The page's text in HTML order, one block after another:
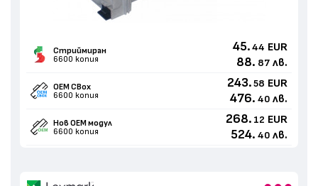
Стриймиран
6600 копия
45. 44 EUR
88. 87 лв.
OEM CBox
6600 копия
243. 58 EUR
476. 40 лв.
Нов ОЕМ модул
6600 копия
268. 12 EUR
524. 40 лв.